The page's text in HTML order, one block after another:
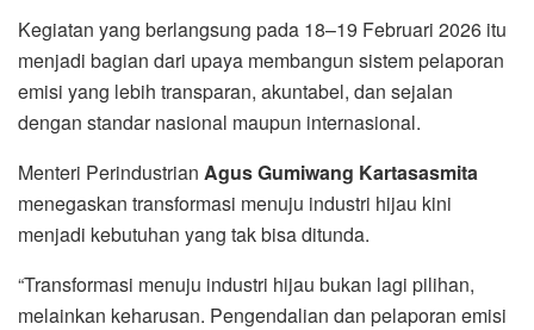
Kegiatan yang berlangsung pada 18–19 Februari 2026 itu
menjadi bagian dari upaya membangun sistem pelaporan
emisi yang lebih transparan, akuntabel, dan sejalan
dengan standar nasional maupun internasional.
Menteri Perindustrian Agus Gumiwang Kartasasmita
menegaskan transformasi menuju industri hijau kini
menjadi kebutuhan yang tak bisa ditunda.
“Transformasi menuju industri hijau bukan lagi pilihan,
melainkan keharusan. Pengendalian dan pelaporan emisi